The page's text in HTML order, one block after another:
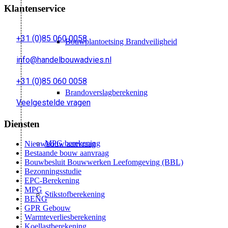
Bouwplantoetsing Brandveiligheid
Brandoverslagberekening
MPG berekening
Stikstofberekening
Klantenservice
+31 (0)85 060 0058
info@handelbouwadvies.nl
+31 (0)85 060 0058
Veelgestelde vragen
Diensten
Nieuwbouw aanvraag
Bestaande bouw aanvraag
Bouwbesluit Bouwwerken Leefomgeving (BBL)
Bezonningsstudie
EPC-Berekening
MPG
BENG
GPR Gebouw
Warmteverliesberekening
Koellastberekening